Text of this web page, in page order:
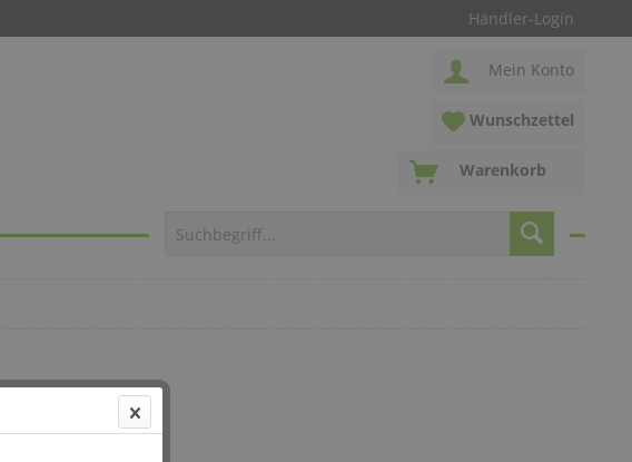
Händler-Login
Mein Konto
Wunschzettel
Warenkorb